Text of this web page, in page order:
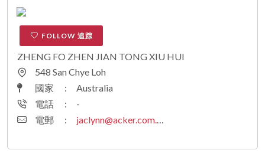
FOLLOW 追踪
ZHENG FO ZHEN JIAN TONG XIU HUI
548 San Chye Loh
國家
:
Australia
電話
:
-
電郵
: jaclynn@acker.com.au